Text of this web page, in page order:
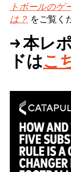
トボールのゲ
は？ をご覧く
→ 本レ
ドはこ